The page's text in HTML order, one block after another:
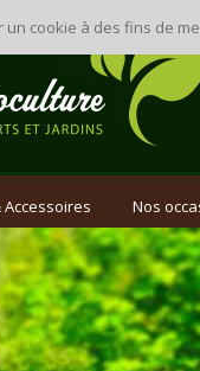
cookie à des fins de
Nos